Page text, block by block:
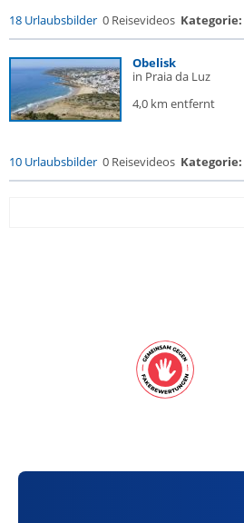
18 Urlaubsbilder 0 Reisevideos Kategorie:
Obelisk
in Praia da Luz
4,0 km entfernt
10 Urlaubsbilder 0 Reisevideos Kategorie: